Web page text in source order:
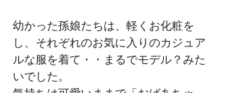
幼かった孫娘たちは、軽くお化粧を
し、それぞれのお気に入りのカジュア
ルな服を着て・・まるでモデル？みた
いでした。